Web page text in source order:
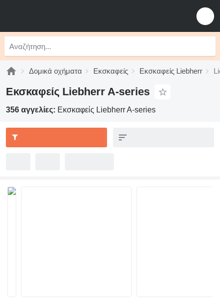
Δομικά οχήματα Εκσκαφείς Εκσκαφείς Liebherr
Εκσκαφείς Liebherr A-series
356 αγγελίες: Εκσκαφείς Liebherr A-series